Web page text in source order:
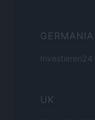
GERMANIA
Investieren24
UK